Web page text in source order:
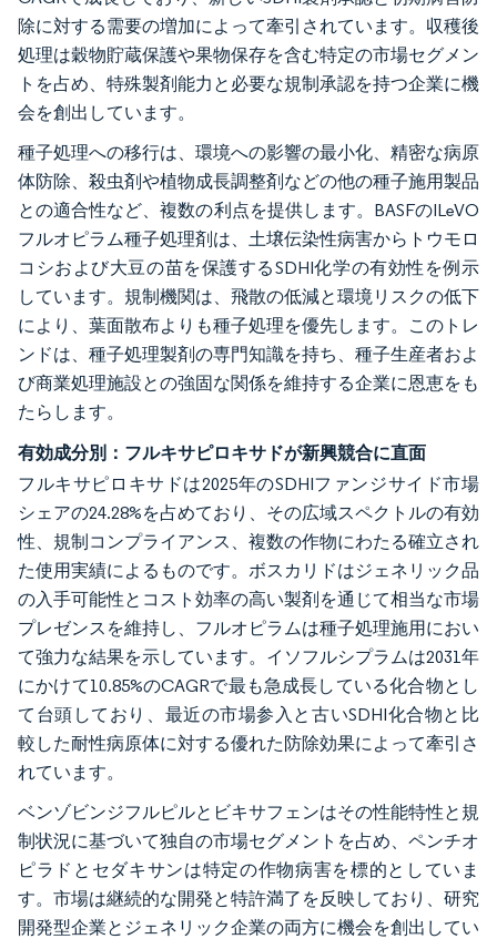
除に対する需要の増加によって牽引されています。収穫後
処理は穀物貯蔵保護や果物保存を含む特定の市場セグメン
トを占め、特殊製剤能力と必要な規制承認を持つ企業に機
会を創出しています。
種子処理への移行は、環境への影響の最小化、精密な病原
体防除、殺虫剤や植物成長調整剤などの他の種子施用製品
との適合性など、複数の利点を提供します。BASFのILeVO
フルオピラム種子処理剤は、土壌伝染性病害からトウモロ
コシおよび大豆の苗を保護するSDHI化学の有効性を例示
しています。規制機関は、飛散の低減と環境リスクの低下
により、葉面散布よりも種子処理を優先します。このトレ
ンドは、種子処理製剤の専門知識を持ち、種子生産者およ
び商業処理施設との強固な関係を維持する企業に恩恵をも
たらします。
有効成分別：フルキサピロキサドが新興競合に直面
フルキサピロキサドは2025年のSDHIファンジサイド市場
シェアの24.28%を占めており、その広域スペクトルの有効
性、規制コンプライアンス、複数の作物にわたる確立され
た使用実績によるものです。ボスカリドはジェネリック品
の入手可能性とコスト効率の高い製剤を通じて相当な市場
プレゼンスを維持し、フルオピラムは種子処理施用におい
て強力な結果を示しています。イソフルシプラムは2031年
にかけて10.85%のCAGRで最も急成長している化合物とし
て台頭しており、最近の市場参入と古いSDHI化合物と比
較した耐性病原体に対する優れた防除効果によって牽引さ
れています。
ベンゾビンジフルピルとビキサフェンはその性能特性と規
制状況に基づいて独自の市場セグメントを占め、ペンチオ
ピラドとセダキサンは特定の作物病害を標的としていま
す。市場は継続的な開発と特許満了を反映しており、研究
開発型企業とジェネリック企業の両方に機会を創出してい